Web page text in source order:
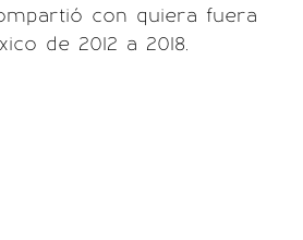
con quiera fuera
de 2012 a 2018.